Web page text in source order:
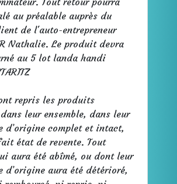
au préalable auprès du
de l'auto-entrepreneur
Nathalie. Le produit devra
au 5 lot landa handi
repris les produits
leur ensemble, dans leur
d’origine complet et intact,
état de revente. Tout
aura été abîmé, ou dont leur
d’origine aura été détérioré,